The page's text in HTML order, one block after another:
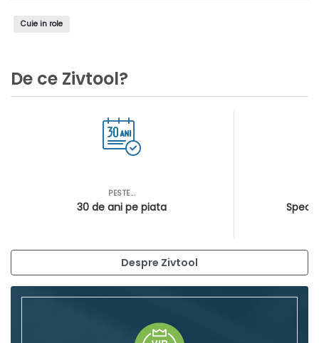
Cuie in role
De ce Zivtool?
PESTE...
30 de ani pe piata
Despre Zivtool